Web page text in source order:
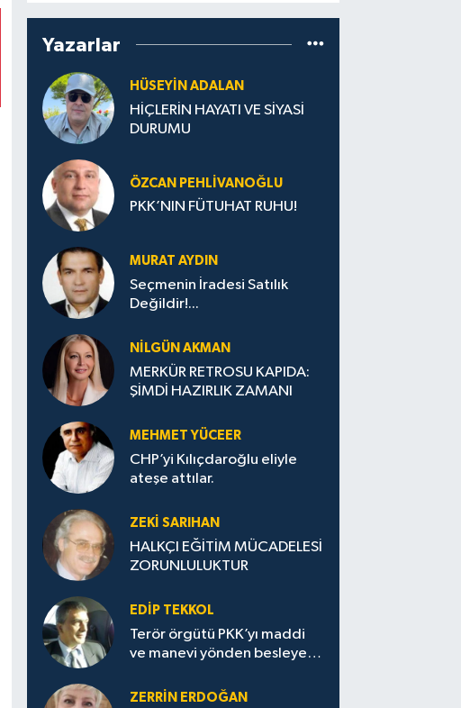
Yazarlar
HÜSEYIN ADALAN
HİÇLERİN HAYATI VE SİYASİ
DURUMU
ÖZCAN PEHLIVANOĞLU
PKK’NIN FÜTUHAT RUHU!
MURAT AYDIN
Seçmenin İradesi Satılık
Değildir!...
NILGÜN AKMAN
MERKÜR RETROSU KAPIDA:
ŞİMDİ HAZIRLIK ZAMANI
MEHMET YÜCEER
CHP’yi Kılıçdaroğlu eliyle
ateşe attılar.
ZEKI SARIHAN
HALKÇI EĞİTİM MÜCADELESİ
ZORUNLULUKTUR
EDIP TEKKOL
Terör örgütü PKK’yı maddi
ve manevi yönden besleyen
ZERRIN ERDOĞAN